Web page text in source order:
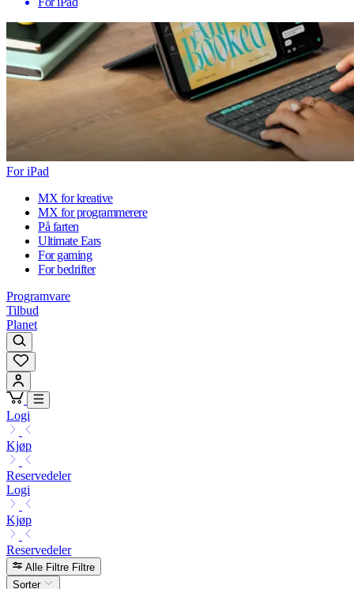
For iPad
MX for kreative
MX for programmerere
På farten
Ultimate Ears
For gaming
For bedrifter
Programvare
Tilbud
Planet
Logi
Kjøp
Reservedeler
Logi
Kjøp
Reservedeler
Alle Filtre Filtre
Sorter